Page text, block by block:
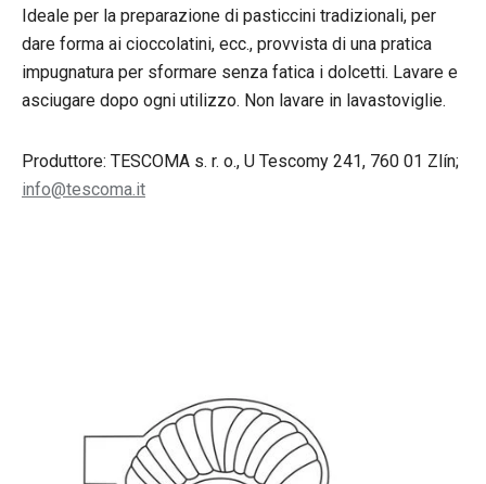
Ideale per la preparazione di pasticcini tradizionali, per
dare forma ai cioccolatini, ecc., provvista di una pratica
impugnatura per sformare senza fatica i dolcetti. Lavare e
asciugare dopo ogni utilizzo. Non lavare in lavastoviglie.
Produttore: TESCOMA s. r. o., U Tescomy 241, 760 01 Zlín;
info@tescoma.it